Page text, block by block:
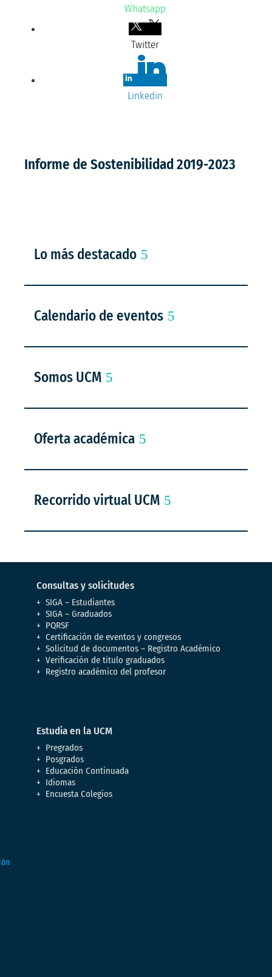
Whatsapp
Twitter
Linkedin
Informe de Sostenibilidad 2019-2023
Lo más destacado
Calendario de eventos
Somos UCM
Oferta académica
Recorrido virtual UCM
Consultas y solicitudes
SIGA – Estudiantes
SIGA – Graduados
PQRSF
Certificación de eventos y congresos
Solicitud de documentos – Registro Académico
Verificación de titulo graduados
Registro académico del profesor
Estudia en la UCM
Pregrados
Posgrados
Educación Continuada
Idiomas
Encuesta Colegios